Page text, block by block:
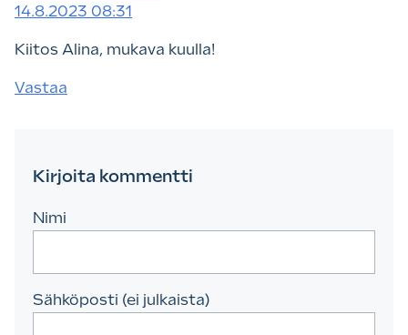
14.8.2023 08:31
Kiitos Alina, mukava kuulla!
Vastaa
Kirjoita kommentti
Nimi
Sähköposti (ei julkaista)